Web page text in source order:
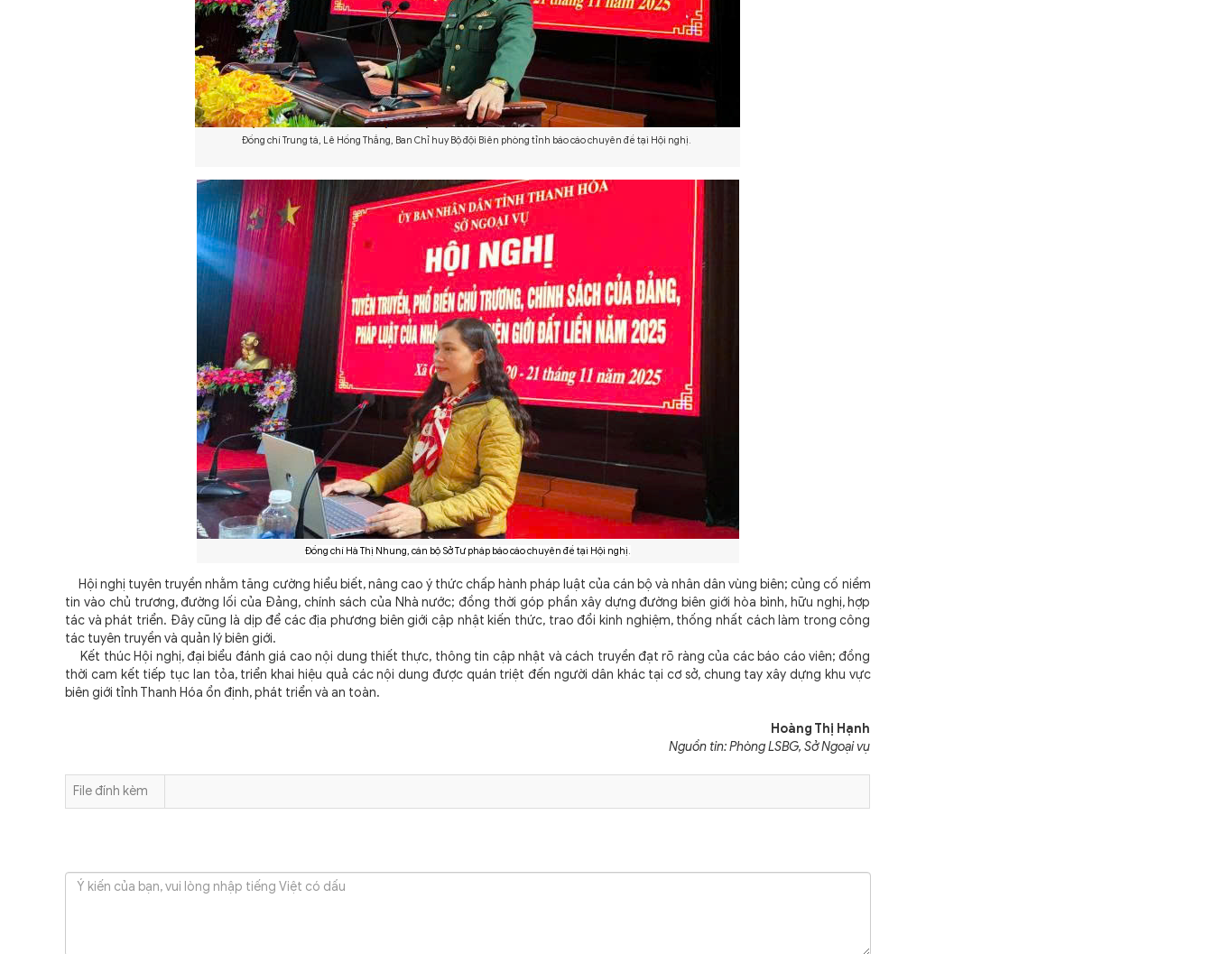
Đồng chí Trung tá, Lê Hồng Thắng, Ban Chỉ huy Bộ đội Biên phòng tỉnh báo cáo chuyên đề tại Hội nghị.
Đồng chí Hà Thị Nhung, cán bộ Sở Tư pháp báo cáo chuyên đề tại Hội nghị.
Hội nghị tuyên truyền nhằm tăng cường hiểu biết, nâng cao ý thức chấp hành pháp luật của cán bộ và nhân dân vùng biên; củng cố niềm
tin vào chủ trương, đường lối của Đảng, chính sách của Nhà nước; đồng thời góp phần xây dựng đường biên giới hòa bình, hữu nghị, hợp
tác và phát triển. Đây cũng là dịp để các địa phương biên giới cập nhật kiến thức, trao đổi kinh nghiệm, thống nhất cách làm trong công
tác tuyên truyền và quản lý biên giới.
Kết thúc Hội nghị, đại biểu đánh giá cao nội dung thiết thực, thông tin cập nhật và cách truyền đạt rõ ràng của các báo cáo viên; đồng
thời cam kết tiếp tục lan tỏa, triển khai hiệu quả các nội dung được quán triệt đến người dân khác tại cơ sở, chung tay xây dựng khu vực
biên giới tỉnh Thanh Hóa ổn định, phát triển và an toàn.
Hoàng Thị Hạnh
Nguồn tin: Phòng LSBG, Sở Ngoại vụ
File đính kèm